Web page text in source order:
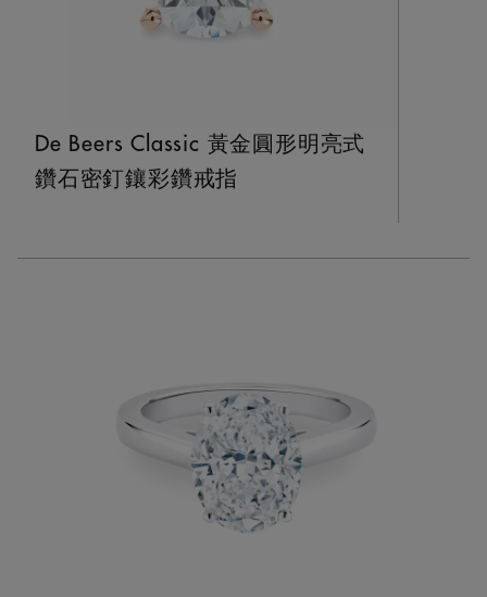
De Beers Classic 黃金圓形明亮式
鑽石密釘鑲彩鑽戒指